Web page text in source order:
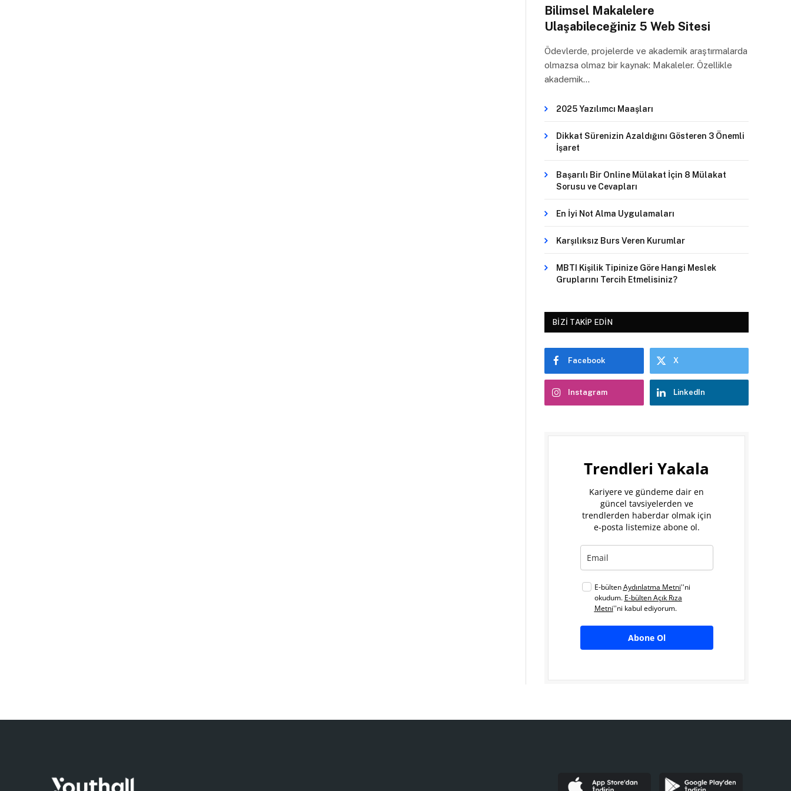
Bilimsel Makalelere
Ulaşabileceğiniz 5 Web Sitesi
Ödevlerde, projelerde ve akademik araştırmalarda
olmazsa olmaz bir kaynak: Makaleler. Özellikle
akademik…
2025 Yazılımcı Maaşları
Dikkat Sürenizin Azaldığını Gösteren 3 Önemli
İşaret
Başarılı Bir Online Mülakat İçin 8 Mülakat
Sorusu ve Cevapları
En İyi Not Alma Uygulamaları
Karşılıksız Burs Veren Kurumlar
MBTI Kişilik Tipinize Göre Hangi Meslek
Gruplarını Tercih Etmelisiniz?
BIZI TAKIP EDIN
Facebook X
Instagram LinkedIn
Trendleri Yakala
Kariyere ve gündeme dair en
güncel tavsiyelerden ve
trendlerden haberdar olmak için
e-posta listemize abone ol.
E-bültenAydınlatma Metni''ni
okudum. E-bülten Açık Rıza
Metni''ni kabul ediyorum.
Abone Ol